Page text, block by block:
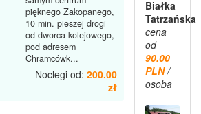
pięknego Zakopanego,
10 min. pieszej drogi
od dworca kolejowego,
pod adresem
Chramcówk...
Noclegi od: 200.00
zł
Białka
Tatrzańska
cena
od
90.00
PLN/
osoba